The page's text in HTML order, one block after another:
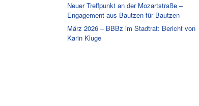
Neuer Treffpunkt an der Mozartstraße –
Engagement aus Bautzen für Bautzen
März 2026 – BBBz im Stadtrat: Bericht von
Karin Kluge